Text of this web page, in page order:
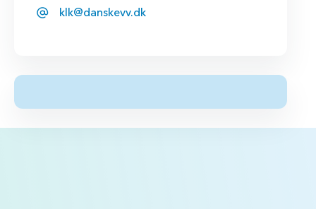
klk@danskevv.dk